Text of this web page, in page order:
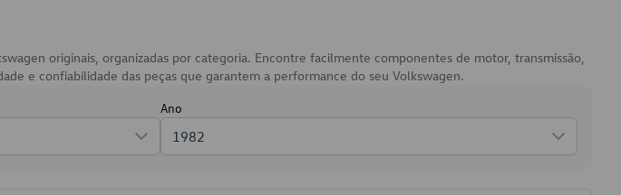
originais, organizadas por categoria. Encontre facilmente componentes de motor, transmissão,
e confiabilidade das peças que garantem a performance do seu Volkswagen.
Ano
1982